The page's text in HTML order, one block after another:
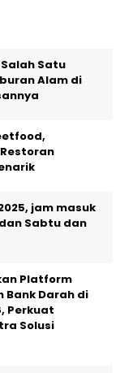
Satu
Alam di
jam masuk
Sabtu dan
Platform
Bank Darah di
Perkuat
Solusi